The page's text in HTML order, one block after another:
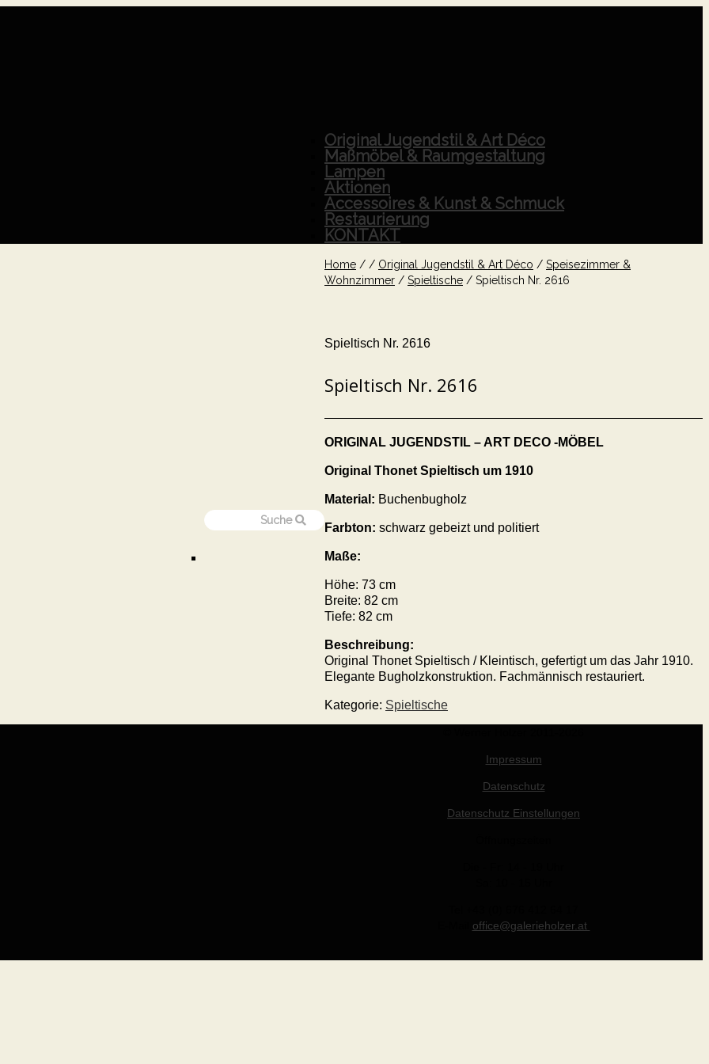
Original Jugendstil & Art Déco
Maßmöbel & Raumgestaltung
Lampen
Aktionen
Accessoires & Kunst & Schmuck
Restaurierung
KONTAKT
Home / / Original Jugendstil & Art Déco / Speisezimmer &
Wohnzimmer / Spieltische / Spieltisch Nr. 2616
Spieltisch Nr. 2616
Spieltisch Nr. 2616
ORIGINAL JUGENDSTIL – ART DECO -MÖBEL
Original Thonet Spieltisch um 1910
Material: Buchenbugholz
Farbton: schwarz gebeizt und politiert
Maße:
Höhe: 73 cm
Breite: 82 cm
Tiefe: 82 cm
Beschreibung:
Original Thonet Spieltisch / Kleintisch, gefertigt um das Jahr 1910.
Elegante Bugholzkonstruktion. Fachmännisch restauriert.
Kategorie: Spieltische
Impressum
Datenschutz
Datenschutz Einstellungen
office@galerieholzer.at